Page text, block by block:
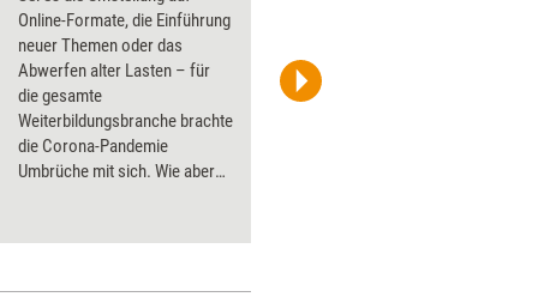
Online-Formate, die Einführung
neuer Themen oder das
Abwerfen alter Lasten – für
die gesamte
Weiterbildungsbranche brachte
die Corona-Pandemie
Umbrüche mit sich. Wie aber
Training aktuell hat bei drei
Image Source